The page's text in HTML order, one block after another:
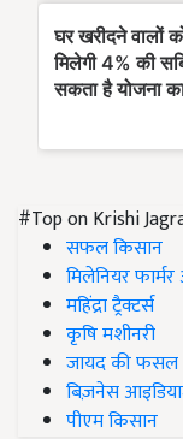
#Top on Krishi
सफल किसान
मिलेनियर
महिंद्रा ट्रैक्टर्स
कृषि मशीनरी
जायद की फसल
बिज़नेस
पीएम किसान